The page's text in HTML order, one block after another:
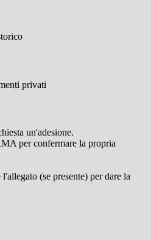
privati
un'adesione.
per confermare la propria
(se presente) per dare la